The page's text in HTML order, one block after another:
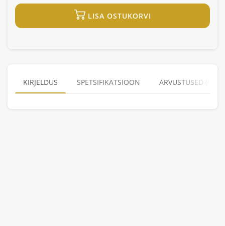
LISA OSTUKORVI
KIRJELDUS SPETSIFIKATSIOON ARVUSTUSED (0)